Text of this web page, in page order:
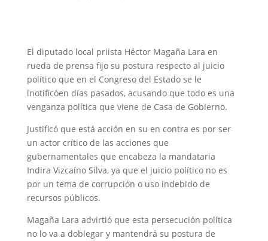
El diputado local priista Héctor Magaña Lara en
rueda de prensa fijo su postura respecto al juicio
político que en el Congreso del Estado se le
lnotificóen días pasados, acusando que todo es una
venganza política que viene de Casa de Gobierno.
Justificó que está acción en su en contra es por ser
un actor crítico de las acciones que
gubernamentales que encabeza la mandataria
Indira Vizcaíno Silva, ya que el juicio político no es
por un tema de corrupción o uso indebido de
recursos públicos.
Magaña Lara advirtió que esta persecución política
no lo va a doblegar y mantendrá su postura de